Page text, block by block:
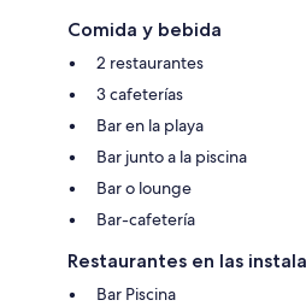
Comida y bebida
2 restaurantes
3 cafeterías
Bar en la playa
Bar junto a la piscina
Bar o lounge
Bar-cafetería
Restaurantes en las
Bar Piscina